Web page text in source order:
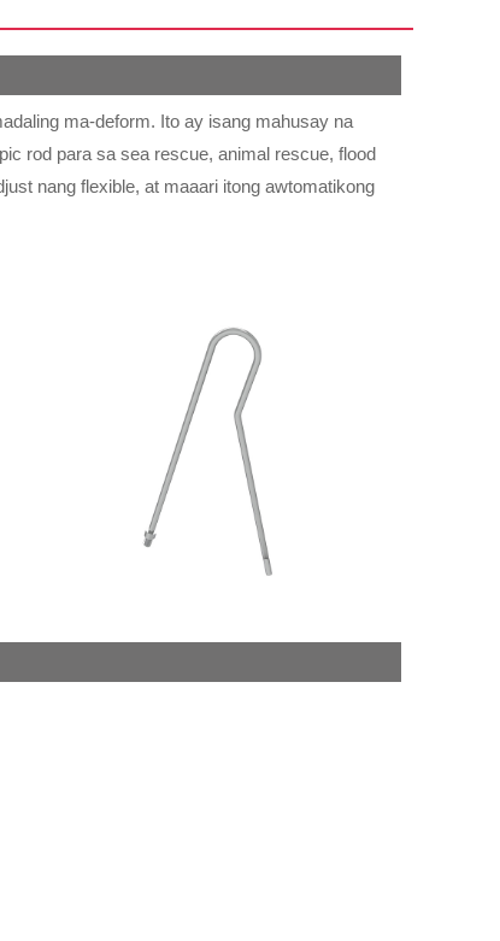
ma-deform. Ito ay isang mahusay na
rod para sa sea rescue, animal rescue, flood
nang flexible, at maaari itong awtomatikong